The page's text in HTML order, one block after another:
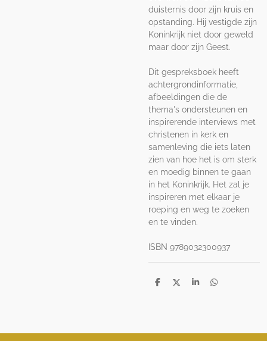
duisternis door zijn kruis en
opstanding. Hij vestigde zijn
Koninkrijk niet door geweld
maar door zijn Geest.
Dit gespreksboek heeft
achtergrondinformatie,
afbeeldingen die de
thema's ondersteunen en
inspirerende interviews met
christenen in kerk en
samenleving die iets laten
zien van hoe het is om sterk
en moedig binnen te gaan
in het Koninkrijk. Het zal je
inspireren met elkaar je
roeping en weg te zoeken
en te vinden.
ISBN 9789032300937
D
D
S
D